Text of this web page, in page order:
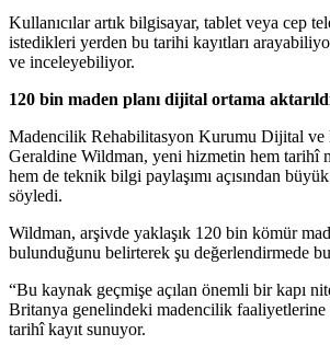
Kullanıcılar artık bilgisayar, tablet veya cep
istedikleri yerden bu tarihi kayıtları
ve inceleyebiliyor.
120 bin maden planı dijital ortama
Madencilik Rehabilitasyon Kurumu Dijital
Geraldine Wildman, yeni hizmetin hem tarihî
hem de teknik bilgi paylaşımı açısından büyük
söyledi.
Wildman, arşivde yaklaşık 120 bin kömür
bulunduğunu belirterek şu değerlendirmede
“Bu kaynak geçmişe açılan önemli bir kapı
Britanya genelindeki madencilik
tarihî kayıt sunuyor.